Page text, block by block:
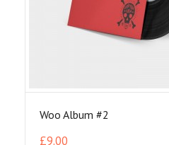
Woo Album #2
£9.00